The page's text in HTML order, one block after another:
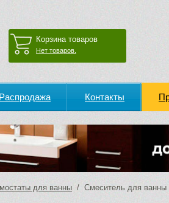
Корзина товаров
Нет товаров.
Распродажа Контакты
для ванны / Смеситель для ванны